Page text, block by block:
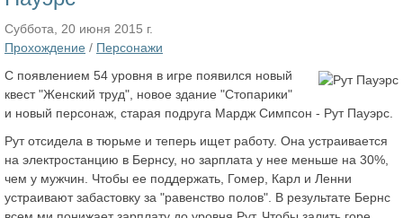
Суббота, 20 июня 2015 г.
Прохождение / Персонажи
С появлением 54 уровня в игре появился новый
квест "Женский труд", новое здание "Стопарики"
и новый персонаж, старая подруга Мардж Симпсон - Рут Пауэрс.
Рут отсидела в тюрьме и теперь ищет работу. Она устраивается
на электростанцию в Бернсу, но зарплата у нее меньше на 30%,
чем у мужчин. Чтобы ее поддержать, Гомер, Карл и Ленни
устраивают забастовку за "равенство полов". В результате Бернс